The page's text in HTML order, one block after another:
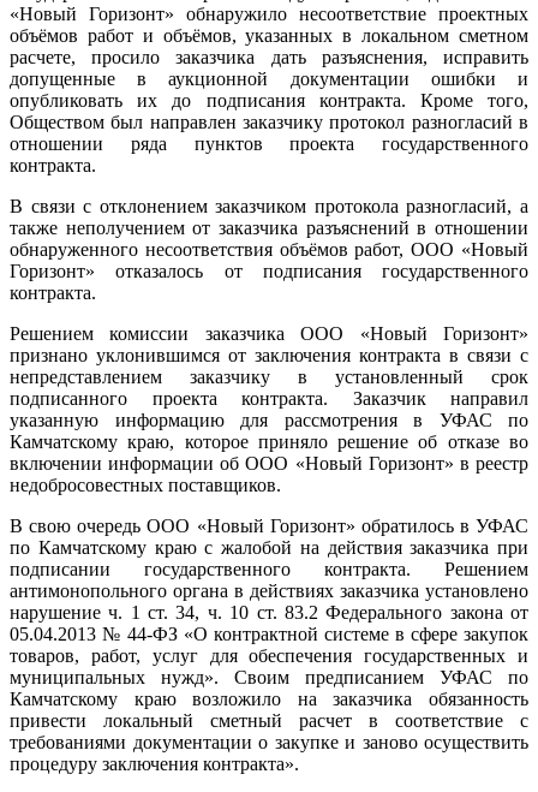
«Новый Горизонт» обнаружило несоответствие проектных
объёмов работ и объёмов, указанных в локальном сметном
расчете, просило заказчика дать разъяснения, исправить
допущенные в аукционной документации ошибки и
опубликовать их до подписания контракта. Кроме того,
Обществом был направлен заказчику протокол разногласий в
отношении ряда пунктов проекта государственного
контракта.
В связи с отклонением заказчиком протокола разногласий, а
также неполучением от заказчика разъяснений в отношении
обнаруженного несоответствия объёмов работ, ООО «Новый
Горизонт» отказалось от подписания государственного
контракта.
Решением комиссии заказчика ООО «Новый Горизонт»
признано уклонившимся от заключения контракта в связи с
непредставлением заказчику в установленный срок
подписанного проекта контракта. Заказчик направил
указанную информацию для рассмотрения в УФАС по
Камчатскому краю, которое приняло решение об отказе во
включении информации об ООО «Новый Горизонт» в реестр
недобросовестных поставщиков.
В свою очередь ООО «Новый Горизонт» обратилось в УФАС
по Камчатскому краю с жалобой на действия заказчика при
подписании государственного контракта. Решением
антимонопольного органа в действиях заказчика установлено
нарушение ч. 1 ст. 34, ч. 10 ст. 83.2 Федерального закона от
05.04.2013 № 44-ФЗ «О контрактной системе в сфере закупок
товаров, работ, услуг для обеспечения государственных и
муниципальных нужд». Своим предписанием УФАС по
Камчатскому краю возложило на заказчика обязанность
привести локальный сметный расчет в соответствие с
требованиями документации о закупке и заново осуществить
процедуру заключения контракта».